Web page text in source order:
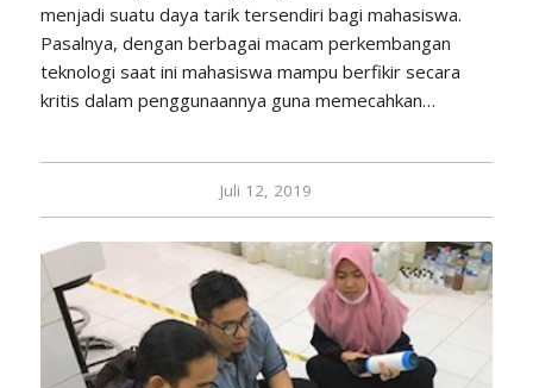
menjadi suatu daya tarik tersendiri bagi mahasiswa.
Pasalnya, dengan berbagai macam perkembangan
teknologi saat ini mahasiswa mampu berfikir secara
kritis dalam penggunaannya guna memecahkan…
Juli 12, 2019